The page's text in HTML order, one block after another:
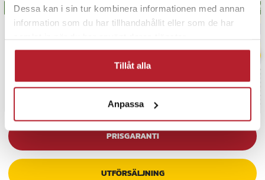
Dessa kan i sin tur kombinera informationen med annan
information som du har tillhandahållit eller som de har
Tillåt alla
Anpassa
BÄSTSÄLJARE
PRISGARANTI
UTFÖRSÄLJNING